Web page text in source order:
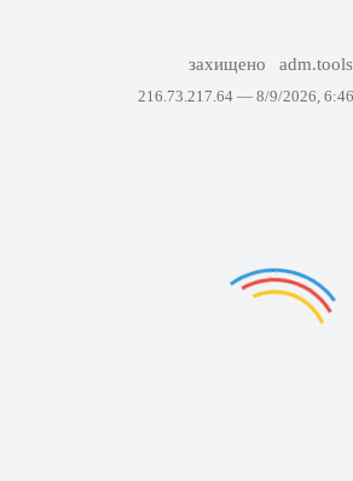
захищено adm.tools
216.73.217.64 — 8/9/2026,